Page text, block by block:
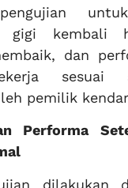
gigi kembali
dan
sesuai
pemilik
Performa
dilakukan